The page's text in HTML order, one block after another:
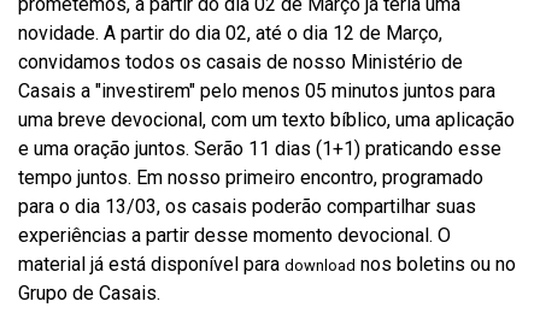
novidade. A partir do dia 02, até o dia 12 de Março,
convidamos todos os casais de nosso Ministério de
Casais a "investirem" pelo menos 05 minutos juntos para
uma breve devocional, com um texto bíblico, uma aplicação
e uma oração juntos. Serão 11 dias (1+1) praticando esse
tempo juntos. Em nosso primeiro encontro, programado
para o dia 13/03, os casais poderão compartilhar suas
experiências a partir desse momento devocional. O
material já está disponível para download nos boletins ou no
Grupo de Casais.